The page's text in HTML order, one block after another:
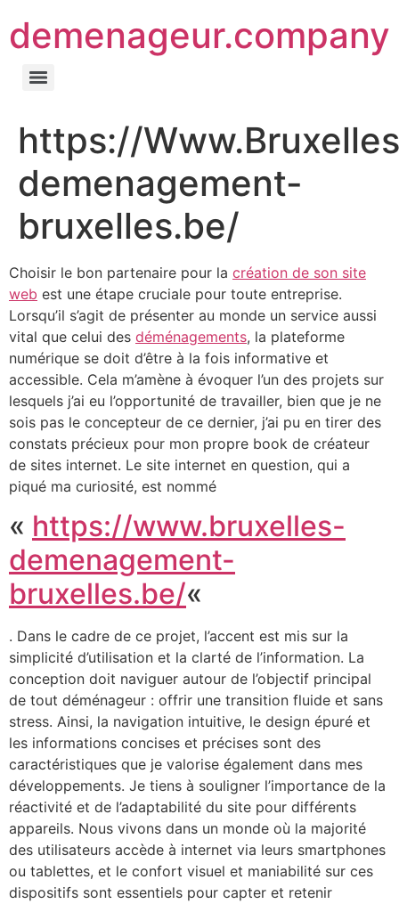
demenageur.company
https://
demenagement-
bruxelles.be/
Choisir le bon partenaire pour la création de son site
web est une étape cruciale pour toute entreprise.
Lorsqu’il s’agit de présenter au monde un service aussi
vital que celui des déménagements, la plateforme
numérique se doit d’être à la fois informative et
accessible. Cela m’amène à évoquer l’un des projets sur
lesquels j’ai eu l’opportunité de travailler, bien que je ne
sois pas le concepteur de ce dernier, j’ai pu en tirer des
constats précieux pour mon propre book de créateur
de sites internet. Le site internet en question, qui a
piqué ma curiosité, est nommé
« https://www.bruxelles-
demenagement-
bruxelles.be/«
. Dans le cadre de ce projet, l’accent est mis sur la
simplicité d’utilisation et la clarté de l’information. La
conception doit naviguer autour de l’objectif principal
de tout déménageur : offrir une transition fluide et sans
stress. Ainsi, la navigation intuitive, le design épuré et
les informations concises et précises sont des
caractéristiques que je valorise également dans mes
développements. Je tiens à souligner l’importance de la
réactivité et de l’adaptabilité du site pour différents
appareils. Nous vivons dans un monde où la majorité
des utilisateurs accède à internet via leurs smartphones
ou tablettes, et le confort visuel et maniabilité sur ces
dispositifs sont essentiels pour capter et retenir